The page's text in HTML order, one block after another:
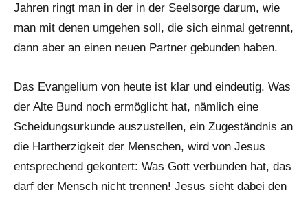
Jahren ringt man in der in der Seelsorge darum, wie
man mit denen umgehen soll, die sich einmal getrennt,
dann aber an einen neuen Partner gebunden haben.
Das Evangelium von heute ist klar und eindeutig. Was
der Alte Bund noch ermöglicht hat, nämlich eine
Scheidungsurkunde auszustellen, ein Zugeständnis an
die Hartherzigkeit der Menschen, wird von Jesus
entsprechend gekontert: Was Gott verbunden hat, das
darf der Mensch nicht trennen! Jesus sieht dabei den